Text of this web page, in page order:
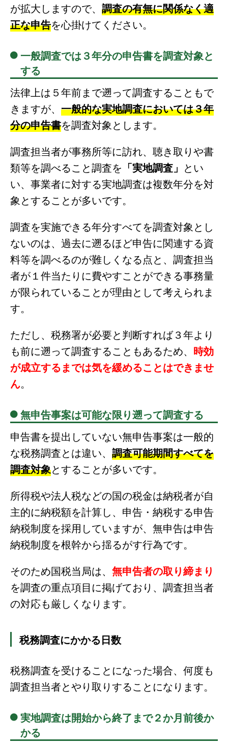
が拡大しますので、 調査の有無に関係なく適
正な申告を心掛けてください。
一般調査では３年分の申告書を調査対象と
する
法律上は５年前まで遡って調査することもで
きますが、 一般的な実地調査においては３年
分の申告書を調査対象とします。
調査担当者が事務所等に訪れ、聴き取りや書
類等を調べること調査を 「実地調査」 とい
い、事業者に対する実地調査は複数年分を対
象とすることが多いです。
調査を実施できる年分すべてを調査対象とし
ないのは、過去に遡るほど申告に関連する資
料等を調べるのが難しくなる点と、調査担当
者が１件当たりに費やすことができる事務量
が限られていることが理由として考えられま
す。
ただし、税務署が必要と判断すれば３年より
も前に遡って調査することもあるため、 時効
が成立するまでは気を緩めることはできませ
ん。
無申告事案は可能な限り遡って調査する
申告書を提出していない無申告事案は一般的
な税務調査とは違い、 調査可能期間すべてを
調査対象とすることが多いです。
所得税や法人税などの国の税金は納税者が自
主的に納税額を計算し、申告・納税する申告
納税制度を採用していますが、無申告は申告
納税制度を根幹から揺るがす行為です。
そのため国税当局は、 無申告者の取り締まり
を調査の重点項目に掲げており、調査担当者
の対応も厳しくなります。
税務調査にかかる日数
税務調査を受けることになった場合、何度も
調査担当者とやり取りすることになります。
実地調査は開始から終了まで２か月前後か
かる